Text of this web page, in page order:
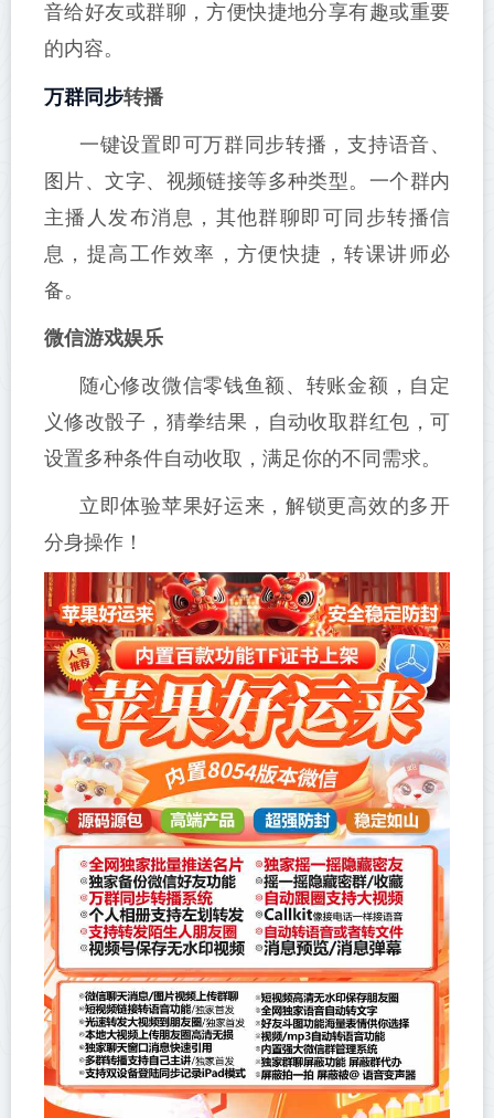
音给好友或群聊，方便快捷地分享有趣或重要
的内容。
万群同步转播
一键设置即可万群同步转播，支持语音、
图片、文字、视频链接等多种类型。一个群内
主播人发布消息，其他群聊即可同步转播信
息，提高工作效率，方便快捷，转课讲师必
备。
微信游戏娱乐
随心修改微信零钱鱼额、转账金额，自定
义修改骰子，猜拳结果，自动收取群红包，可
设置多种条件自动收取，满足你的不同需求。
立即体验苹果好运来，解锁更高效的多开
分身操作！